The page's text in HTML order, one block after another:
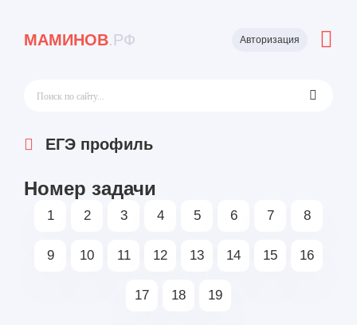
МАМИНОВ.РФ Авторизация
ЕГЭ профиль
Номер задачи
1 2 3 4 5 6 7 8
9 10 11 12 13 14 15 16
17 18 19